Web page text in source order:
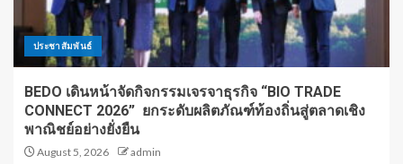
ประชาสัมพันธ์
BEDO เดินหน้าจัดกิจกรรมเจรจาธุรกิจ “BIO TRADE
CONNECT 2026” ยกระดับผลิตภัณฑ์ท้องถิ่นสู่ตลาดเชิง
พาณิชย์อย่างยั่งยืน
August 5, 2026 admin